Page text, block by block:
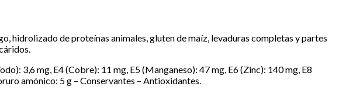
hidrolizado de proteínas animales, gluten de maíz, levaduras completas y partes
3,6 mg, E4 (Cobre): 11 mg, E5 (Manganeso): 47 mg, E6 (Zinc): 140 mg, E8
amónico: 5 g – Conservantes – Antioxidantes.